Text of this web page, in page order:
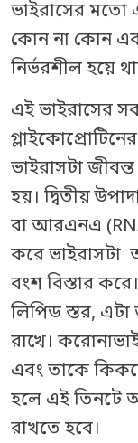
ভাইরাসের মতো
কোন না কোন
নির্ভরশীল হয়ে
এই ভাইরাসের
ভাইরাসটা
হয়। দ্বিতীয়
বা আরএনএ
করে ভাইরাসটা
বংশ বিস্তার
লিপিড স্তর,
রাখে।
এবং তাকে
হলে এই তিনটে
রাখতে হবে।